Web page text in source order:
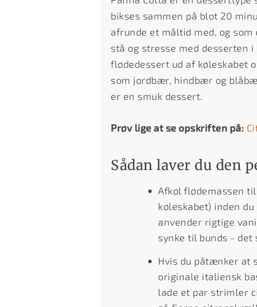
bikses sammen på blot 20
afrunde et måltid med, og
stå og stresse med desserten
flødedessert ud af køleskabet
som jordbær, hindbær og
er en smuk dessert.
Prøv lige at se opskriften på:
Sådan laver du den
Afkøl flødemassen
køleskabet) inden
anvender rigtige
synke til bunds - det
Hvis du påtænker at
originale italiensk
lade et par strimler